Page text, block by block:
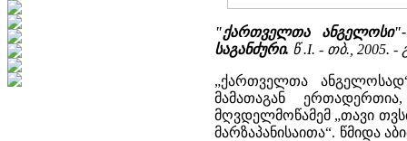
"ქართველთა
საგანძური. წ .I. - თბ., 2005. -
„ქართველთა
მამათაგან
მღვდელმოწამემ „თავი
მარზაპანისაითა“. წმიდა